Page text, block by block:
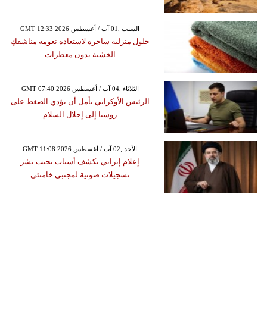
GMT 12:33 2026 السبت ,01 آب / أغسطس
حلول منزلية ساحرة لاستعادة نعومة مناشفكِ
الخشنة بدون معطرات
GMT 07:40 2026 الثلاثاء ,04 آب / أغسطس
الرئيس الأوكراني يأمل أن يؤدي الضغط على
روسيا إلى إحلال السلام
GMT 11:08 2026 الأحد ,02 آب / أغسطس
إعلام إيراني يكشف أسباب تجنب نشر
تسجيلات صوتية لمجتبى خامنئي